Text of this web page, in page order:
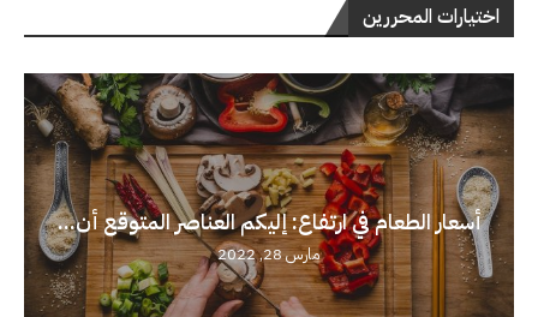
اختيارات المحررين
أسعار الطعام في ارتفاع: إليكم العناصر المتوقع أن...
مارس 28, 2022